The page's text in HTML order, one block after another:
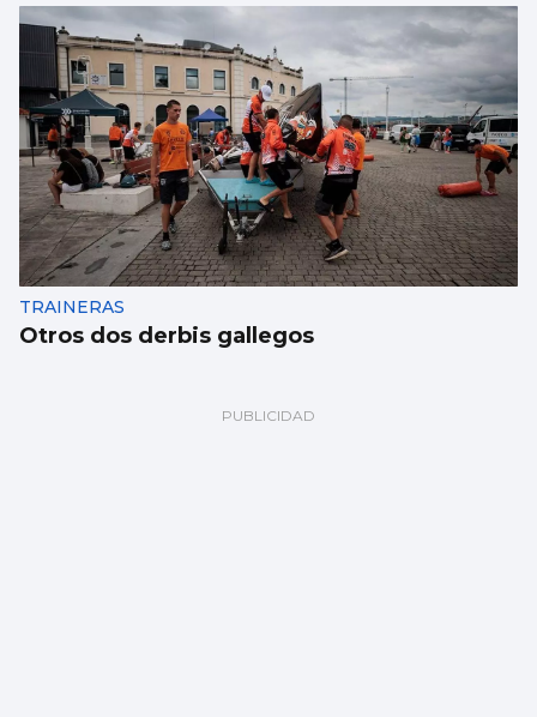
TRAINERAS
Otros dos derbis gallegos